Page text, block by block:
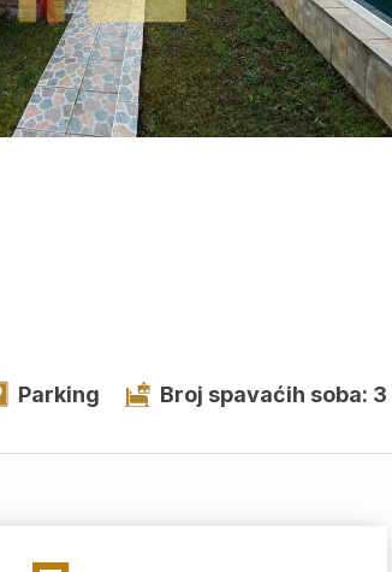
Parking Broj spavaćih soba: 3